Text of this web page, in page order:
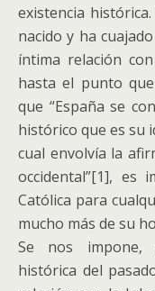
existencia
nacido y ha
íntima relación
hasta el punto
que “España se
histórico que es su
cual envolvía la
occidental”[1], es
Católica para
mucho más de su
Se nos impone,
histórica del